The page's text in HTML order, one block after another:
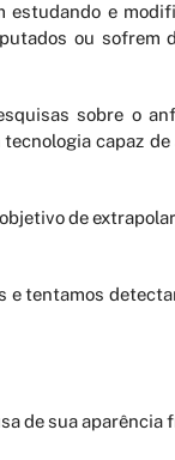
estudando e
ou sofrem
sobre o
capaz de
de
tentamos
de sua